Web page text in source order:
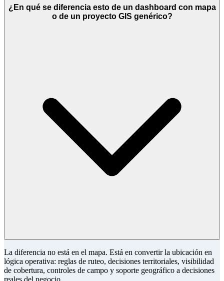
¿En qué se diferencia esto de un dashboard con mapa
o de un proyecto GIS genérico?
La diferencia no está en el mapa. Está en convertir la ubicación en
lógica operativa: reglas de ruteo, decisiones territoriales, visibilidad
de cobertura, controles de campo y soporte geográfico a decisiones